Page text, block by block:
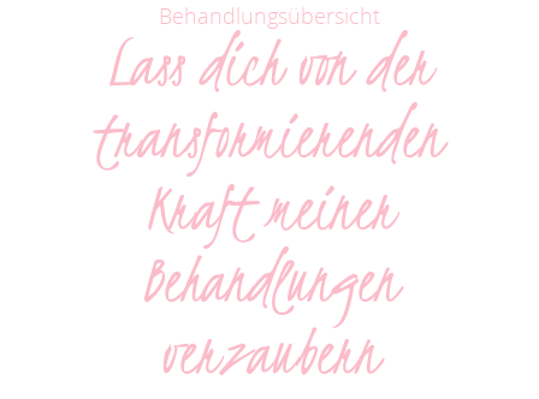
Behandlungsübersicht
Lass dich von der
transformierenden
Kraft meiner
Behandlungen
verzaubern